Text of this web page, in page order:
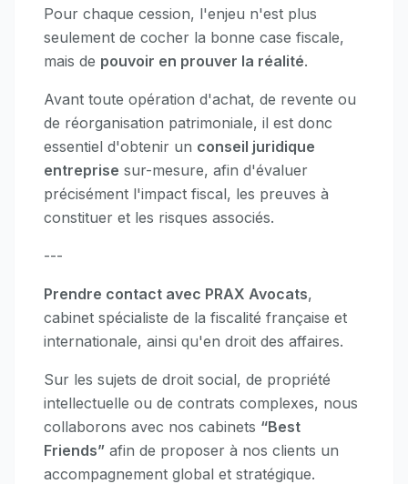
Pour chaque cession, l'enjeu n'est plus
seulement de cocher la bonne case fiscale,
mais de pouvoir en prouver la réalité.
Avant toute opération d'achat, de revente ou
de réorganisation patrimoniale, il est donc
essentiel d'obtenir un conseil juridique
entreprise sur-mesure, afin d'évaluer
précisément l'impact fiscal, les preuves à
constituer et les risques associés.
---
Prendre contact avec PRAX Avocats,
cabinet spécialiste de la fiscalité française et
internationale, ainsi qu'en droit des affaires.
Sur les sujets de droit social, de propriété
intellectuelle ou de contrats complexes, nous
collaborons avec nos cabinets “Best
Friends” afin de proposer à nos clients un
accompagnement global et stratégique.